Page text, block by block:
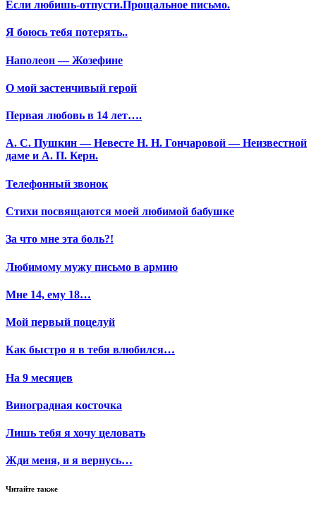
Если любишь-отпусти.Прощальное письмо.
Я боюсь тебя потерять..
Наполеон — Жозефине
О мой застенчивый герой
Первая любовь в 14 лет….
А. С. Пушкин — Невесте Н. Н. Гончаровой — Неизвестной
даме и А. П. Керн.
Телефонный звонок
Стихи посвящаются моей любимой бабушке
За что мне эта боль?!
Любимому мужу письмо в армию
Мне 14, ему 18…
Мой первый поцелуй
Как быстро я в тебя влюбился…
На 9 месяцев
Виноградная косточка
Лишь тебя я хочу целовать
Жди меня, и я вернусь…
Читайте также